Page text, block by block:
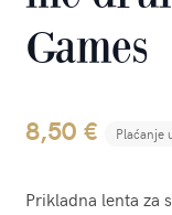
Games
8,50 € Plaćanje
Prikladna lenta za